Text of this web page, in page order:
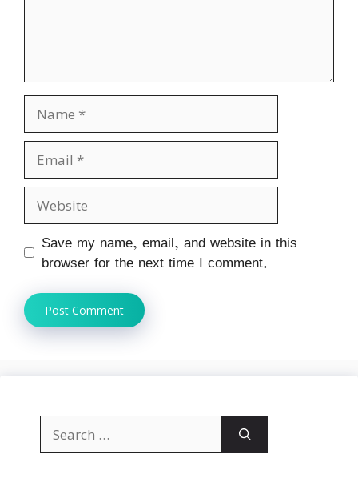
Name
Email
Website
Save my name, email, and website in this
browser for the next time I comment.
Search
for: